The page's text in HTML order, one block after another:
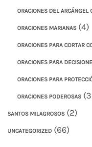
ORACIONES DEL ARCÁNGEL
ORACIONES MARIANAS (4)
ORACIONES PARA CORTAR
ORACIONES PARA
ORACIONES PARA
ORACIONES PODEROSAS
SANTOS MILAGROSOS (2)
UNCATEGORIZED (66)